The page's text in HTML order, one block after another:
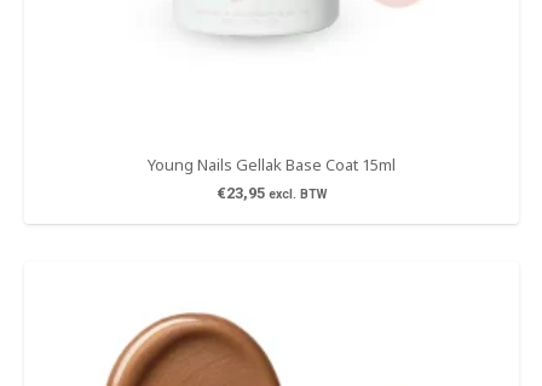
Young Nails Gellak Base Coat 15ml
€23,95 excl. BTW